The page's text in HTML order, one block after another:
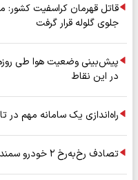
قاتل قهرمان کراسفیت کشور:
جلوی گلوله قرار گرفت
پیش‌بینی وضعیت هوا طی
در این نقاط
راه‌اندازی یک سامانه مهم در
تصادف رخ‌به‌رخ ۲ خودرو سمند/ ۴ سرنشین جان باختند